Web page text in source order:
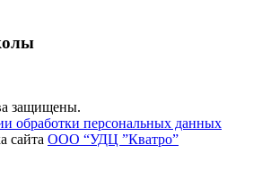
защищены.
обработки персональных данных
сайта ООО “УДЦ ”Кватро”